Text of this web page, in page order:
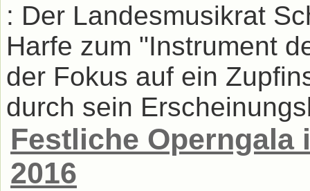
: Der Landesmusikrat
Harfe zum "Instrument
der Fokus auf ein
durch sein
Festliche Operngala
2016